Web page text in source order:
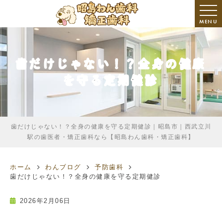
MENU
歯だけじゃない！？全身の健康
を守る定期健診
歯だけじゃない！？全身の健康を守る定期健診｜昭島市｜西武立川
駅の歯医者・矯正歯科なら【昭島わん歯科・矯正歯科】
ホーム わんブログ
予防歯科
歯だけじゃない！？全身の健康を守る定期健診
2026年2月06日